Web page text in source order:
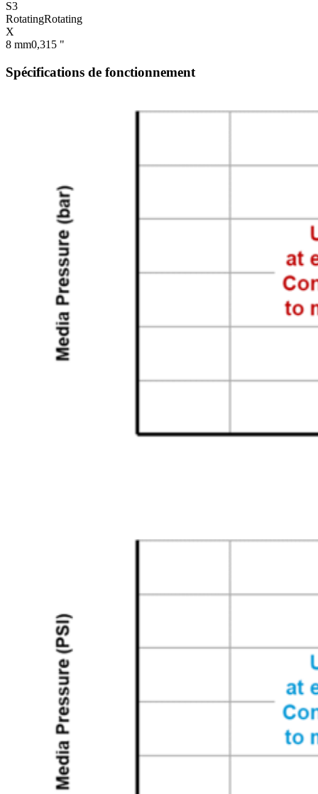
S3
RotatingRotating
X
8 mm0,315 "
Spécifications de fonctionnement